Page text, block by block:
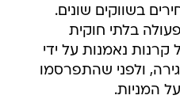
בשווקים שונים.
בלתי חוקית
נאמנות על ידי
ולפני שהתפרסמו
המניות.